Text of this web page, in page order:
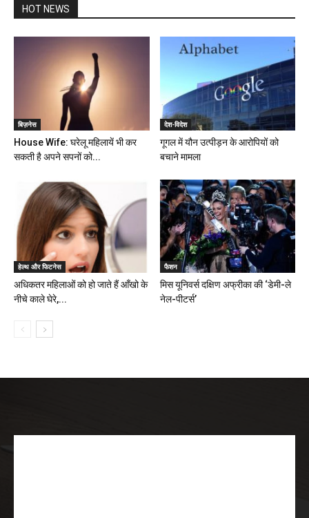
HOT NEWS
बिज़नेस
House Wife: घरेलू महिलायें भी कर
सकती है अपने सपनों को...
देश-विदेश
गूगल में यौन उत्पीड़न के आरोपियों को
बचाने मामला
हेल्थ और फिटनेस
अधिकतर महिलाओं को हो जाते हैं आँखो के
नीचे काले घेरे,...
फैशन
मिस यूनिवर्स दक्षिण अफ्रीका की ‘डेमी-ले
नेल-पीटर्स’